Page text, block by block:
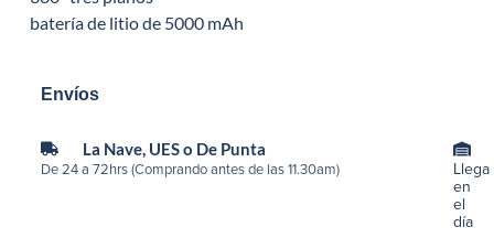
batería de litio de 5000 mAh
Envíos
La Nave, UES o De Punta
De 24 a 72hrs (Comprando antes de las 11.30am)
Llega
en
el
día